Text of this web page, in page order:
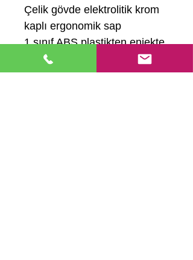
Çelik gövde elektrolitik krom
kaplı ergonomik sap
1.sınıf ABS plastikten enjekte
edilmiştir.